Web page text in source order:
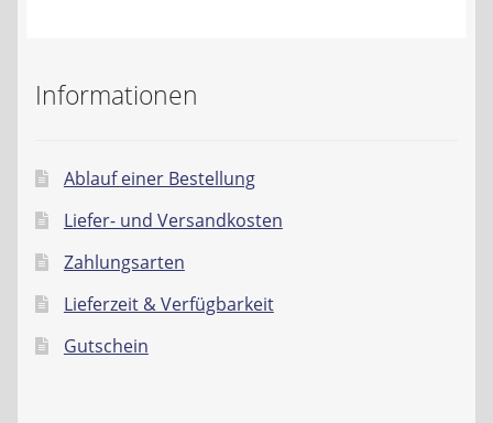
Datenschutzerklärung
Impressum
Informationen
Ablauf einer Bestellung
Liefer- und Versandkosten
Zahlungsarten
Lieferzeit & Verfügbarkeit
Gutschein